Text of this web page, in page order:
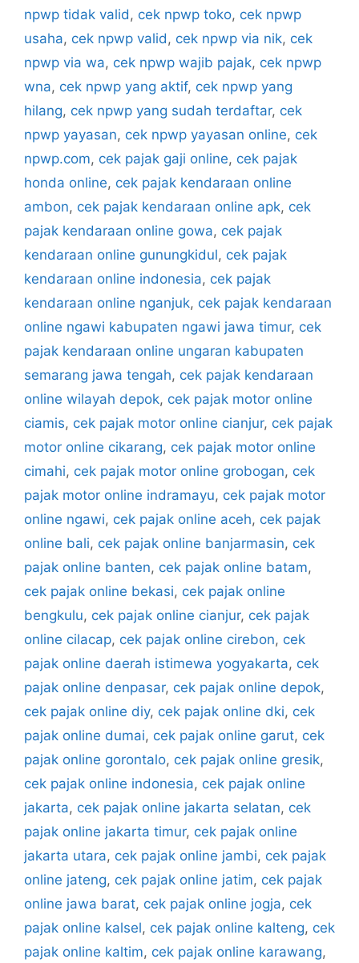
npwp tidak valid, cek npwp toko, cek npwp
usaha, cek npwp valid, cek npwp via nik, cek
npwp via wa, cek npwp wajib pajak, cek npwp
wna, cek npwp yang aktif, cek npwp yang
hilang, cek npwp yang sudah terdaftar, cek
npwp yayasan, cek npwp yayasan online, cek
npwp.com, cek pajak gaji online, cek pajak
honda online, cek pajak kendaraan online
ambon, cek pajak kendaraan online apk, cek
pajak kendaraan online gowa, cek pajak
kendaraan online gunungkidul, cek pajak
kendaraan online indonesia, cek pajak
kendaraan online nganjuk, cek pajak kendaraan
online ngawi kabupaten ngawi jawa timur, cek
pajak kendaraan online ungaran kabupaten
semarang jawa tengah, cek pajak kendaraan
online wilayah depok, cek pajak motor online
ciamis, cek pajak motor online cianjur, cek pajak
motor online cikarang, cek pajak motor online
cimahi, cek pajak motor online grobogan, cek
pajak motor online indramayu, cek pajak motor
online ngawi, cek pajak online aceh, cek pajak
online bali, cek pajak online banjarmasin, cek
pajak online banten, cek pajak online batam,
cek pajak online bekasi, cek pajak online
bengkulu, cek pajak online cianjur, cek pajak
online cilacap, cek pajak online cirebon, cek
pajak online daerah istimewa yogyakarta, cek
pajak online denpasar, cek pajak online depok,
cek pajak online diy, cek pajak online dki, cek
pajak online dumai, cek pajak online garut, cek
pajak online gorontalo, cek pajak online gresik,
cek pajak online indonesia, cek pajak online
jakarta, cek pajak online jakarta selatan, cek
pajak online jakarta timur, cek pajak online
jakarta utara, cek pajak online jambi, cek pajak
online jateng, cek pajak online jatim, cek pajak
online jawa barat, cek pajak online jogja, cek
pajak online kalsel, cek pajak online kalteng, cek
pajak online kaltim, cek pajak online karawang,